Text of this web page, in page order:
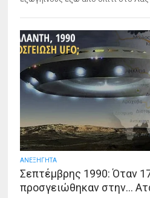
ΑΝΕΞΗΓΗΤΑ
Σεπτέμβρης 1990: Όταν
προσγειώθηκαν στην…